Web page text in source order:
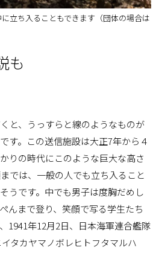
立ち入ることもできます（団体の場合は
も
と、うっすらと線のようなものが
す。この送信施設は大正7年から４
りの時代にこのような巨大な高さ
では、一般の人でも立ち入ること
うです。中でも男子は度胸だめし
んまで登り、笑顔で写る学生たち
1941年12月2日、日本海軍連合艦隊
タカヤマノボレヒトフタマルハ